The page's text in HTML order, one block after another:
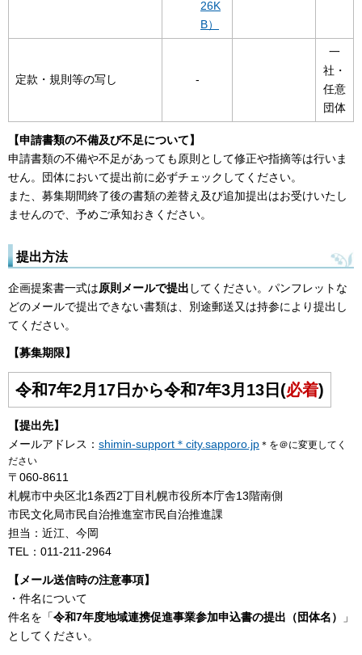
26K
B）
定款・規則等の写し -
一
社・
任意
団体
【申請書類の不備及び不足について】
申請書類の不備や不足があっても原則として修正や指摘等は行いま
せん。団体において提出前に必ずチェックしてください。
また、募集期間終了後の書類の差替え及び追加提出はお受けいたし
ませんので、予めご承知おきください。
提出方法
企画提案書一式は原則メールで提出 してください。パンフレットな
どのメールで提出できない書類は、別途郵送又は持参により提出し
てください。
【募集期限】
令和7年2月17日から令和7年3月13日(必着)
【提出先】
メールアドレス： shimin-support＊city.sapporo.jp ＊を＠に変更してく
ださい
〒060-8611
札幌市中央区北1条西2丁目札幌市役所本庁舎13階南側
市民文化局市民自治推進室市民自治推進課
担当：近江、今岡
TEL：011-211-2964
【メール送信時の注意事項】
・件名について
件名を「令和7年度地域連携促進事業参加申込書の提出（団体名）
」
としてください。